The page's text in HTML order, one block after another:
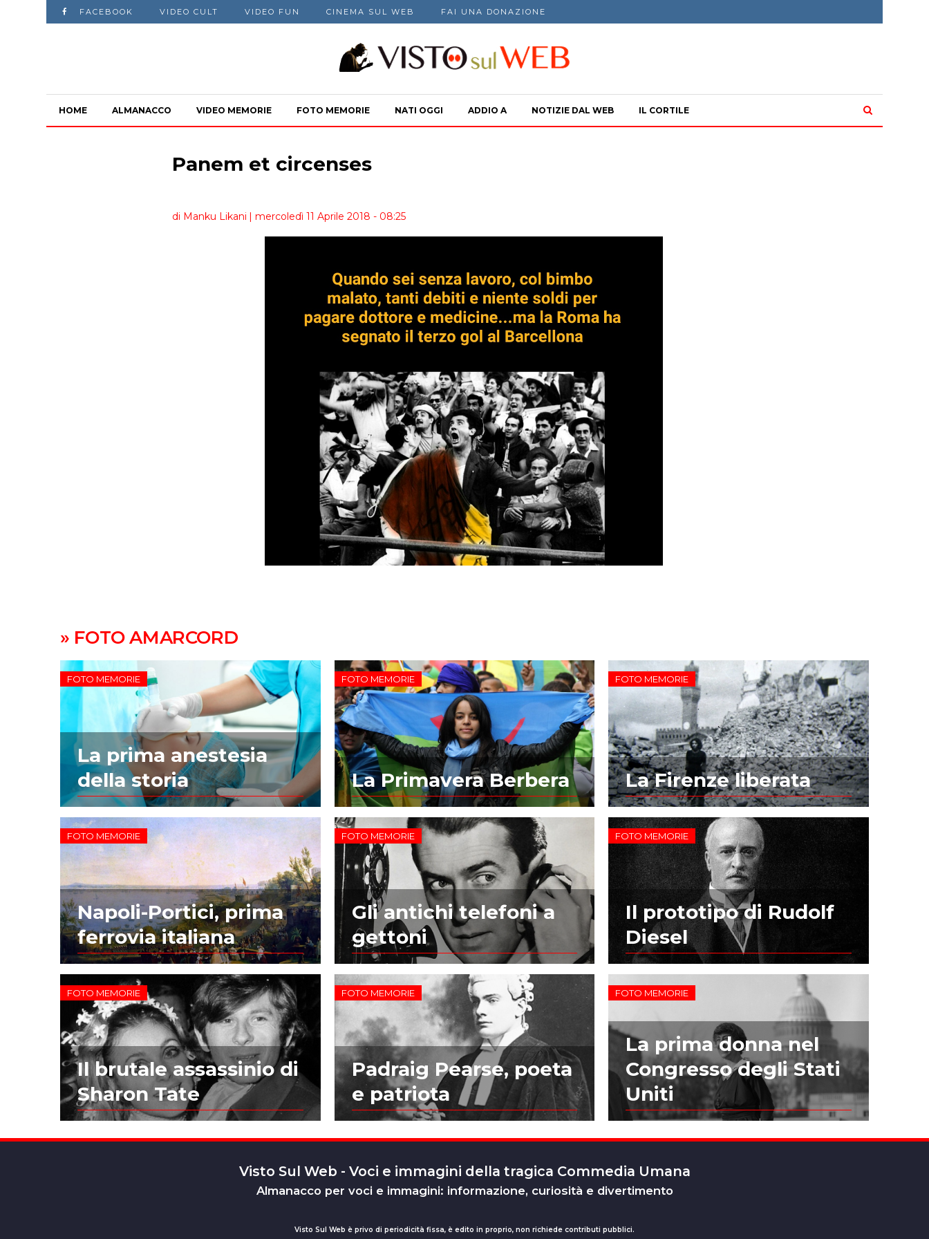
FACEBOOK VIDEO CULT VIDEO FUN CINEMA SUL WEB FAI UNA DONAZIONE
HOME ALMANACCO VIDEO MEMORIE FOTO MEMORIE NATI OGGI ADDIO A NOTIZIE DAL WEB IL CORTILE
Panem et circenses
di Manku Likani | mercoledì 11 Aprile 2018 - 08:25
» FOTO AMARCORD
FOTO MEMORIE
La prima anestesia
della storia
FOTO MEMORIE
La Primavera Berbera
FOTO MEMORIE
La Firenze liberata
FOTO MEMORIE
Napoli-Portici, prima
ferrovia italiana
FOTO MEMORIE
Gli antichi telefoni a
gettoni
FOTO MEMORIE
Il prototipo di Rudolf
Diesel
FOTO MEMORIE
Il brutale assassinio di
Sharon Tate
FOTO MEMORIE
Padraig Pearse, poeta
e patriota
FOTO MEMORIE
La prima donna nel
Congresso degli Stati
Uniti
Visto Sul Web - Voci e immagini della tragica Commedia Umana
Almanacco per voci e immagini: informazione, curiosità e divertimento
Visto Sul Web è privo di periodicità fissa, è edito in proprio, non richiede contributi pubblici.